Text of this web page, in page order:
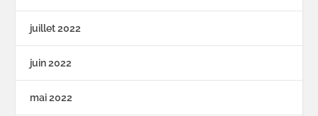
juillet 2022
juin 2022
mai 2022